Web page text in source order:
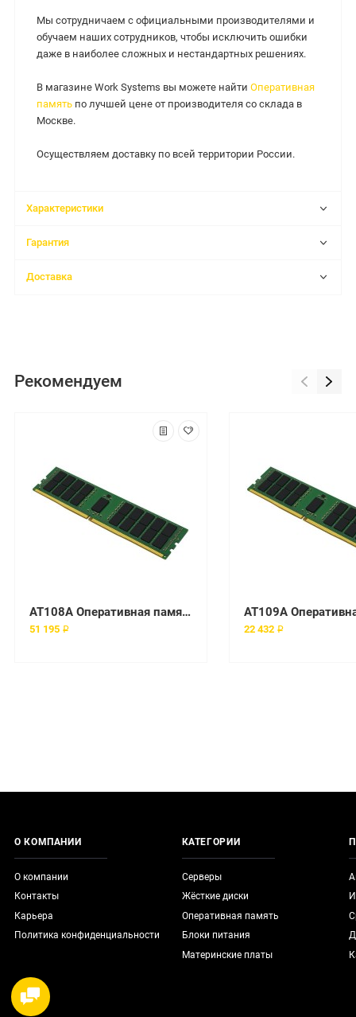
Мы сотрудничаем с официальными производителями и
обучаем наших сотрудников, чтобы исключить ошибки
даже в наиболее сложных и нестандартных решениях.
В магазине Work Systems вы можете найти Оперативная
память по лучшей цене от производителя со склада в
Москве.
Осуществляем доставку по всей территории России.
Характеристики
Гарантия
Доставка
Рекомендуем
AT108A Оперативная память HP Enterprise 2x4 Гб DDR3 1333 МГц
51 195 ₽ 22 432 ₽
О КОМПАНИИ
О компании
Контакты
Карьера
Политика конфиденциальности
КАТЕГОРИИ
Серверы
Жёсткие диски
Оперативная память
Блоки питания
Материнские платы